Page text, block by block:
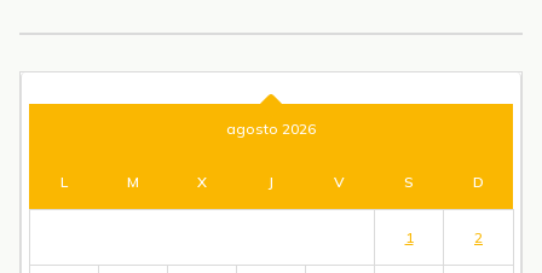
agosto 2026
L M X J V S D
1 2